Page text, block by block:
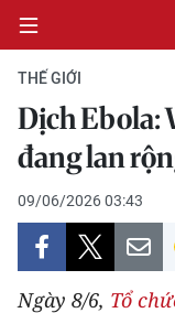
CHÍNH TRỊ
KINH TẾ
VĂN HÓA
THẾ GIỚI
Dịch Ebola:
đang lan
09/06/2026 03:43
Ngày 8/6, Tổ